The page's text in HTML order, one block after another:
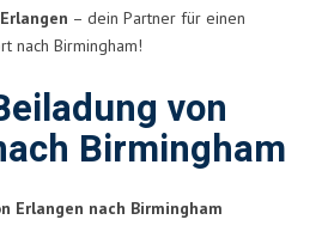
– dein Partner für einen
nach Birmingham!
von
Birmingham
Erlangen nach Birmingham